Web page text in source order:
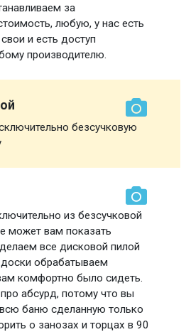
за
любую, у нас есть
и есть доступ
производителю.
безсучковую
из безсучковой
может вам показать
все дисковой пилой
обрабатываем
комфортно было сидеть.
абсурд, потому что вы
баню сделанную только
о занозах и торцах в 90